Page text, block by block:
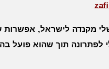
zafi
שלי מקנדה לישראל,
תוך שהוא פועל